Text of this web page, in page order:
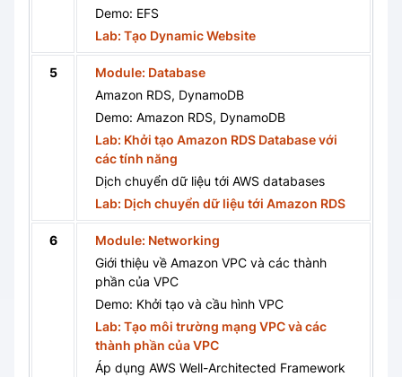
Demo: EFS
Lab: Tạo Dynamic Website
5
Module: Database
Amazon RDS, DynamoDB
Demo: Amazon RDS, DynamoDB
Lab: Khởi tạo Amazon RDS Database với
các tính năng
Dịch chuyển dữ liệu tới AWS databases
Lab: Dịch chuyển dữ liệu tới Amazon RDS
6
Module: Networking
Giới thiệu về Amazon VPC và các thành
phần của VPC
Demo: Khởi tạo và cầu hình VPC
Lab: Tạo môi trường mạng VPC và các
thành phần của VPC
Áp dụng AWS Well-Architected Framework